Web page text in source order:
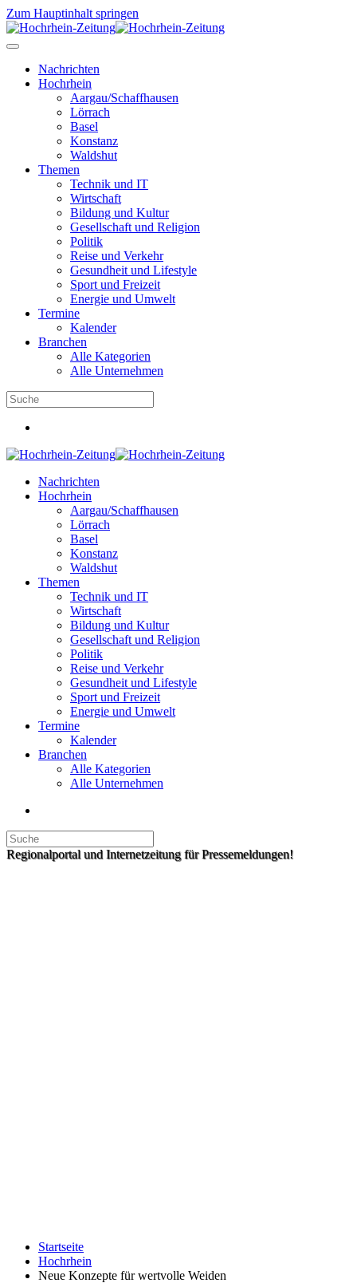
Zum Hauptinhalt springen
Nachrichten
Hochrhein
Aargau/Schaffhausen
Lörrach
Basel
Konstanz
Waldshut
Themen
Technik und IT
Wirtschaft
Bildung und Kultur
Gesellschaft und Religion
Politik
Reise und Verkehr
Gesundheit und Lifestyle
Sport und Freizeit
Energie und Umwelt
Termine
Kalender
Branchen
Alle Kategorien
Alle Unternehmen
Nachrichten
Hochrhein
Aargau/Schaffhausen
Lörrach
Basel
Konstanz
Waldshut
Themen
Technik und IT
Wirtschaft
Bildung und Kultur
Gesellschaft und Religion
Politik
Reise und Verkehr
Gesundheit und Lifestyle
Sport und Freizeit
Energie und Umwelt
Termine
Kalender
Branchen
Alle Kategorien
Alle Unternehmen
Regionalportal und Internetzeitung für Pressemeldungen!
Startseite
Hochrhein
Neue Konzepte für wertvolle Weiden